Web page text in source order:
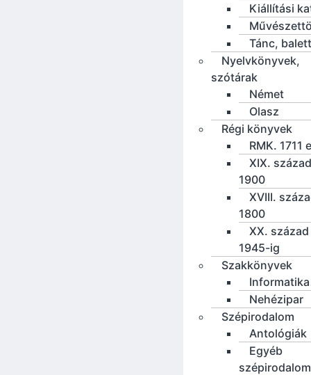
Kiállítási
Tánc, balett
Nyelvkönyvek,
szótárak
Német
Olasz
Régi könyvek
RMK. 1711
XIX.
1900
XVIII.
1800
XX.
1945-ig
Szakkönyvek
Informatika
Nehézipar
Szépirodalom
Antológiák
Egyéb
szépirodalom